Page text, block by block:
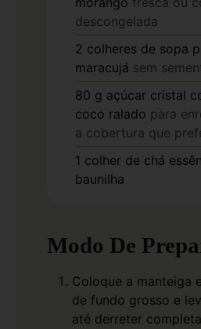
descongelada
2 colheres de sopa
maracujá sem
80 g açúcar cristal
coco ralado para
a cobertura que
1 colher de chá
baunilha
Modo De
Coloque a manteiga
de fundo grosso e
até derreter